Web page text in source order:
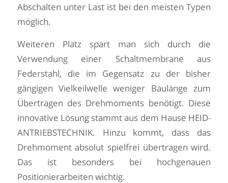
Abschalten unter Last ist bei den meisten Typen
möglich.
Weiteren Platz spart man sich durch die
Verwendung einer Schaltmembrane aus
Federstahl, die im Gegensatz zu der bisher
gängigen Vielkeilwelle weniger Baulänge zum
Übertragen des Drehmoments benötigt. Diese
innovative Lösung stammt aus dem Hause HEID-
ANTRIEBSTECHNIK. Hinzu kommt, dass das
Drehmoment absolut spielfrei übertragen wird.
Das ist besonders bei hochgenauen
Positionierarbeiten wichtig.